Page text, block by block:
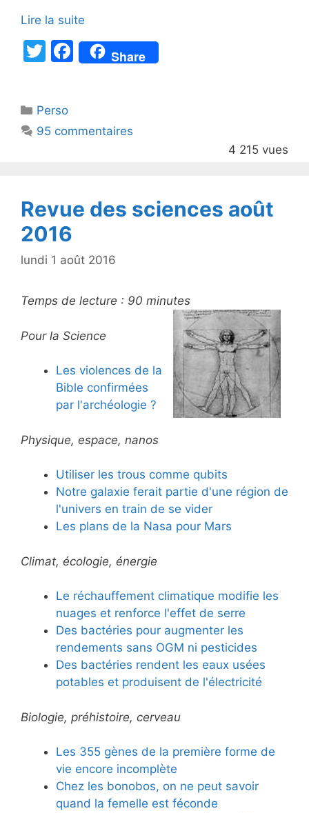
Lire la suite
T
er
F
a
b
k
Share
Catégories
Perso
95 commentaires
4 215 vues
Revue des sciences août
2016
lundi 1 août 2016
Temps de lecture : 90 minutes
Pour la Science
Les violences de la
Bible confirmées
par l'archéologie ?
Physique, espace, nanos
Utiliser les trous comme qubits
Notre galaxie ferait partie d'une région de
l'univers en train de se vider
Les plans de la Nasa pour Mars
Climat, écologie, énergie
Le réchauffement climatique modifie les
nuages et renforce l'effet de serre
Des bactéries pour augmenter les
rendements sans OGM ni pesticides
Des bactéries rendent les eaux usées
potables et produisent de l'électricité
Biologie, préhistoire, cerveau
Les 355 gènes de la première forme de
vie encore incomplète
Chez les bonobos, on ne peut savoir
quand la femelle est féconde